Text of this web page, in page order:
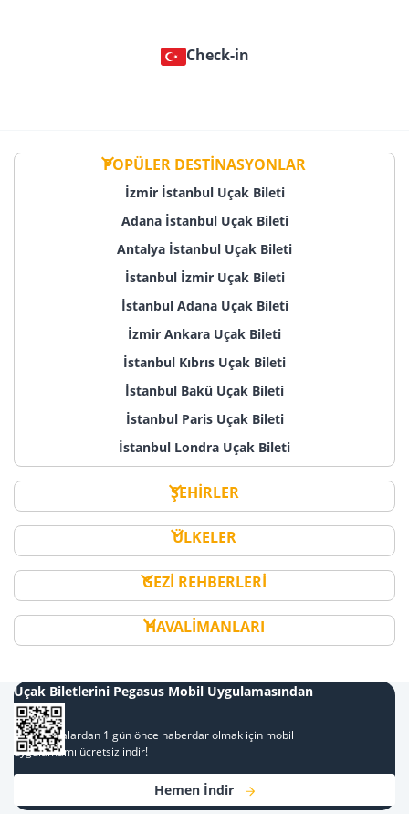
Check-in
POPÜLER DESTİNASYONLAR
İzmir İstanbul Uçak Bileti
Adana İstanbul Uçak Bileti
Antalya İstanbul Uçak Bileti
İstanbul İzmir Uçak Bileti
İstanbul Adana Uçak Bileti
İzmir Ankara Uçak Bileti
İstanbul Kıbrıs Uçak Bileti
İstanbul Bakü Uçak Bileti
İstanbul Paris Uçak Bileti
İstanbul Londra Uçak Bileti
ŞEHİRLER
ÜLKELER
GEZİ REHBERLERİ
HAVALİMANLARI
Uçak Biletlerini Pegasus Mobil Uygulamasından
Al
Kampanyalardan 1 gün önce haberdar olmak için mobil
uygulamamı ücretsiz indir!
Hemen İndir